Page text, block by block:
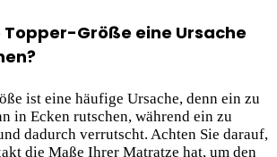
Größe eine Ursache
ist eine häufige Ursache, denn ein zu
in Ecken rutschen, während ein zu
dadurch verrutscht. Achten Sie darauf,
die Maße Ihrer Matratze hat, um den